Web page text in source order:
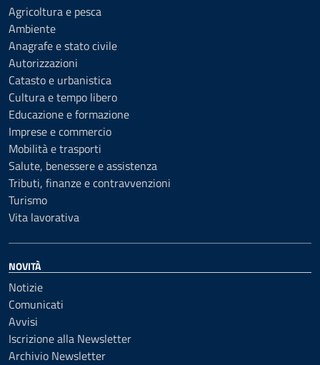
Agricoltura e pesca
Ambiente
Anagrafe e stato civile
Autorizzazioni
Catasto e urbanistica
Cultura e tempo libero
Educazione e formazione
Imprese e commercio
Mobilità e trasporti
Salute, benessere e assistenza
Tributi, finanze e contravvenzioni
Turismo
Vita lavorativa
NOVITÀ
Notizie
Comunicati
Avvisi
Iscrizione alla Newsletter
Archivio Newsletter